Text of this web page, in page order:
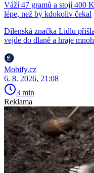
Váží 47 gramů a stojí 400
lépe, než by kdokoliv čekal
Dílenská značka Lidlu
vejde do dlaně a hraje
Mobify.cz
6. 8. 2026, 21:08
3 min
Reklama